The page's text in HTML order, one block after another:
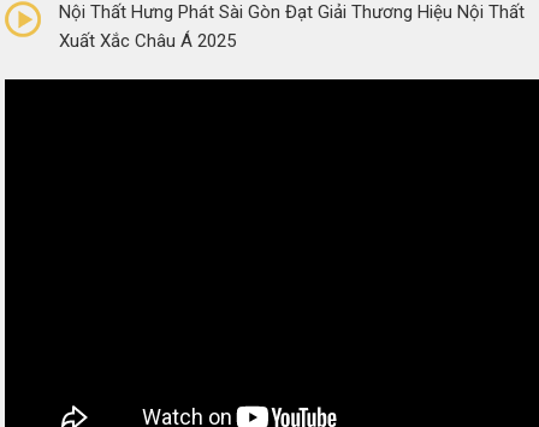
Nội Thất Hưng Phát Sài Gòn Đạt Giải Thương Hiệu Nội Thất
Xuất Xắc Châu Á 2025